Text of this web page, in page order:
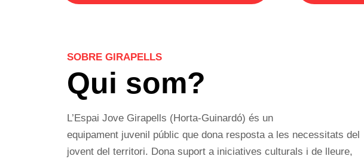
SOBRE GIRAPELLS
Qui som?
L’Espai Jove Girapells (Horta-Guinardó) és un
equipament juvenil públic que dona resposta a les necessitats del
jovent del territori. Dona suport a iniciatives culturals i de lleure,